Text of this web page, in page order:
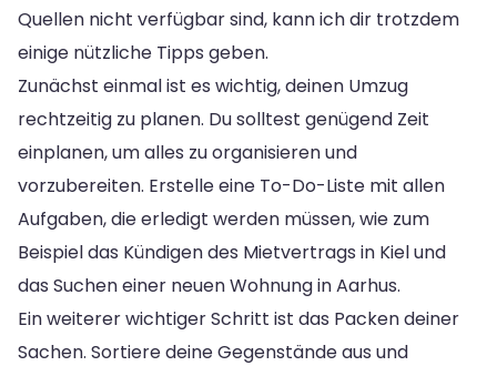
Quellen nicht verfügbar sind, kann ich dir trotzdem
einige nützliche Tipps geben.
Zunächst einmal ist es wichtig, deinen Umzug
rechtzeitig zu planen. Du solltest genügend Zeit
einplanen, um alles zu organisieren und
vorzubereiten. Erstelle eine To-Do-Liste mit allen
Aufgaben, die erledigt werden müssen, wie zum
Beispiel das Kündigen des Mietvertrags in Kiel und
das Suchen einer neuen Wohnung in Aarhus.
Ein weiterer wichtiger Schritt ist das Packen deiner
Sachen. Sortiere deine Gegenstände aus und